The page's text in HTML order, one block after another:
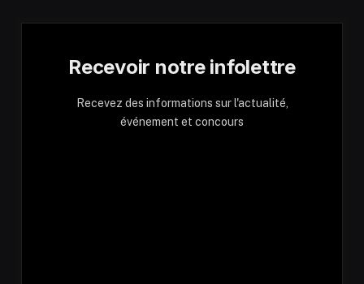
Recevoir notre infolettre
Recevez des informations sur l'actualité,
événement et concours